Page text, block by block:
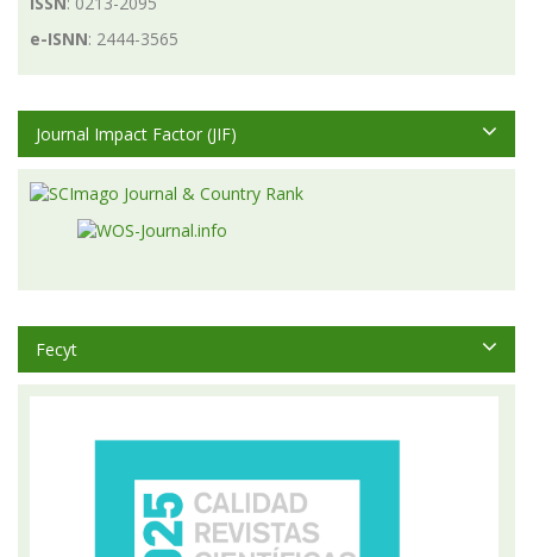
e-ISNN: 2444-3565
Journal Impact Factor (JIF)
Fecyt